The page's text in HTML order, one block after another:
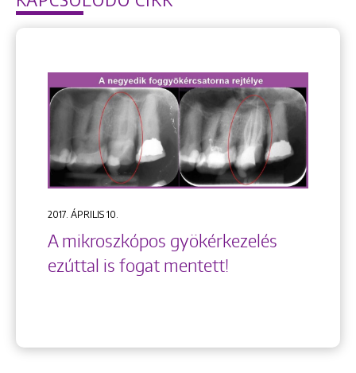
2017. ÁPRILIS 10.
A mikroszkópos gyökérkezelés
ezúttal is fogat mentett!